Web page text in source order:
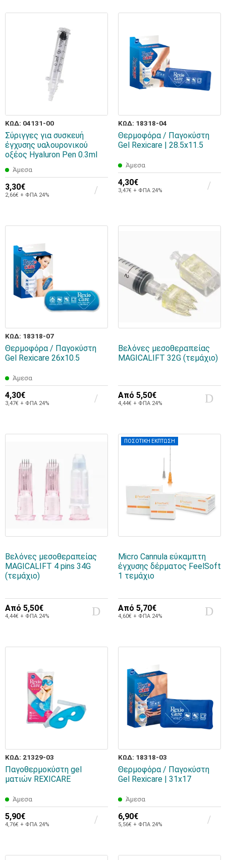
ΚΩΔ: 04131-00
Σύριγγες για συσκευή
έγχυσης υαλουρονικού
οξέος Hyaluron Pen 0.3ml
Άμεσα
3,30€
2,66€ + ΦΠΑ 24%
ΚΩΔ: 18318-04
Θερμοφόρα / Παγοκύστη
Gel Rexicare | 28.5x11.5
Άμεσα
4,30€
3,47€ + ΦΠΑ 24%
ΚΩΔ: 18318-07
Θερμοφόρα / Παγοκύστη
Gel Rexicare 26x10.5
Άμεσα
4,30€
3,47€ + ΦΠΑ 24%
Βελόνες μεσοθεραπείας
MAGICALIFT 32G (τεμάχιο)
Από 5,50€
4,44€ + ΦΠΑ 24%
Βελόνες μεσοθεραπείας
MAGICALIFT 4 pins 34G
(τεμάχιο)
Από 5,50€
4,44€ + ΦΠΑ 24%
ΠΟΣΟΤΙΚΗ ΕΚΠΤΩΣΗ
Micro Cannula εύκαμπτη
έγχυσης δέρματος FeelSoft
1 τεμάχιο
Από 5,70€
4,60€ + ΦΠΑ 24%
ΚΩΔ: 21329-03
Παγοθερμοκύστη gel
ματιών REXICARE
Άμεσα
5,90€
4,76€ + ΦΠΑ 24%
ΚΩΔ: 18318-03
Θερμοφόρα / Παγοκύστη
Gel Rexicare | 31x17
Άμεσα
6,90€
5,56€ + ΦΠΑ 24%